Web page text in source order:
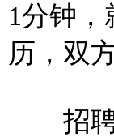
1分钟
历，双
招聘